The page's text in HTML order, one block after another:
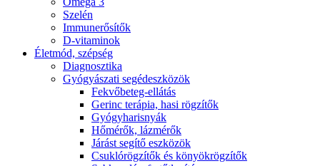
Szelén
Immunerősítők
D-vitaminok
Életmód, szépség
Diagnosztika
Gyógyászati segédeszközök
Fekvőbeteg-ellátás
Gerinc terápia, hasi rögzítők
Gyógyharisnyák
Hőmérők, lázmérők
Járást segítő eszközök
Csuklórögzítők és könyökrögzítők